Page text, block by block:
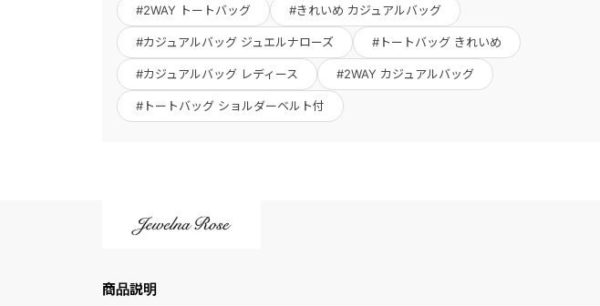
#2WAY トートバッグ #きれいめ カジュアルバッグ
#カジュアルバッグ ジュエルナローズ #トートバッグ きれいめ
#カジュアルバッグ レディース #2WAY カジュアルバッグ
#トートバッグ ショルダーベルト付
商品説明